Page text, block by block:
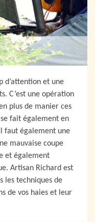
d’attention et une
C’est une opération
plus de manier ces
fait également en
faut également une
mauvaise coupe
et également
Artisan Richard est
les techniques de
de vos haies et leur